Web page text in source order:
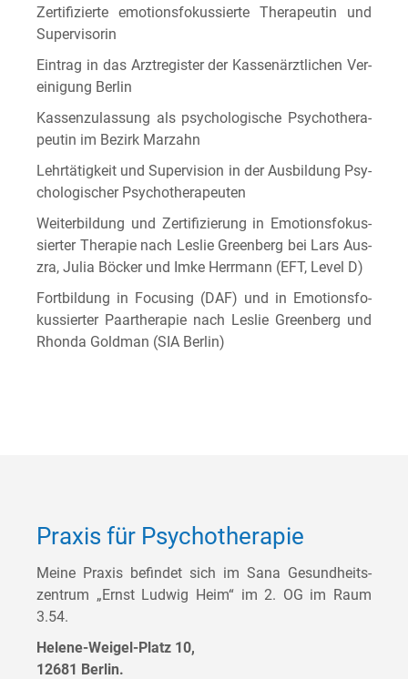
Zer­ti­fi­zier­te emo­ti­ons­fo­kus­sier­te The­ra­peu­tin und
Supervisorin
Ein­trag in das Arzt­re­gis­ter der Kas­sen­ärzt­li­chen Ver­
ei­ni­gung Berlin
Kas­sen­zu­las­sung als psy­cho­lo­gi­sche Psy­cho­the­ra­
peu­tin im Bezirk Marzahn
Lehr­tä­tig­keit und Super­vi­si­on in der Aus­bil­dung Psy­
cho­lo­gi­scher Psychotherapeuten
Wei­ter­bil­dung und Zer­ti­fi­zie­rung in Emo­ti­ons­fo­kus­
sier­ter The­ra­pie nach Les­lie Green­berg bei Lars Aus­
z­ra, Julia Böcker und Imke Herr­mann (EFT, Level D)
Fort­bil­dung in Focu­sing (DAF) und in Emo­ti­ons­fo­
kus­sier­ter Paar­the­ra­pie nach Les­lie Green­berg und
Rhon­da Gold­man (SIA Berlin)
Praxis für Psychotherapie
Mei­ne Pra­xis befin­det sich im Sana Gesund­heits­
zen­trum „Ernst Lud­wig Heim“ im 2. OG im Raum
3.54.
Hele­ne-Weigel-Platz 10,
12681 Berlin.